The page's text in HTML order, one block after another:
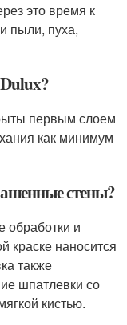
это время к
пыли, пуха,
первым слоем
как минимум
стены?
обработки и
краске наносится
также
шпатлевки со
кистью.